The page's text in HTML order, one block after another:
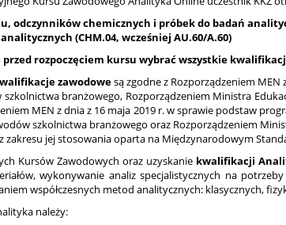
odczynników chemicznych i próbek do badań
(CHM.04, wcześniej AU.60/A.60)
przed rozpoczęciem kursu wybrać wszystkie
zawodowesą zgodne z Rozporządzeniem
branżowego, Rozporządzeniem Ministra
MEN z dnia z 16 maja 2019 r. w sprawie podstaw
szkolnictwa branżowego oraz Rozporządzeniem
jej stosowania oparta na Międzynarodowym
Kursów Zawodowych oraz uzyskanie kwalifikacji
wykonywanie analiz specjalistycznych na
współczesnych metod analitycznych: klasycznych,
należy: